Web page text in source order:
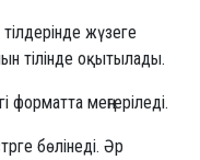
жүзеге
тілінде оқытылады.
форматта меңгеріледі.
бөлінеді. Әр